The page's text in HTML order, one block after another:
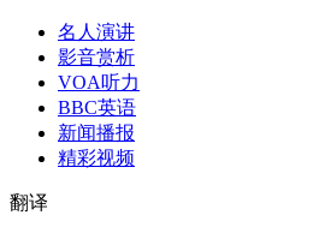
名人演讲
影音赏析
VOA听力
BBC英语
新闻播报
精彩视频
翻译